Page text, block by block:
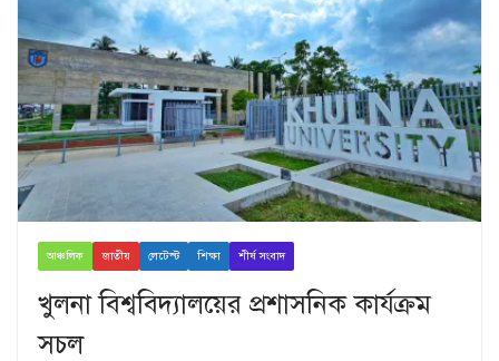
আঞ্চলিক জাতীয় লেটেস্ট শিক্ষা শীর্ষ সংবাদ
খুলনা বিশ্ববিদ্যালয়ের প্রশাসনিক কার্যক্রম
সচল